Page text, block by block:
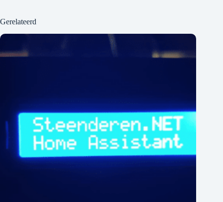
Gerelateerd